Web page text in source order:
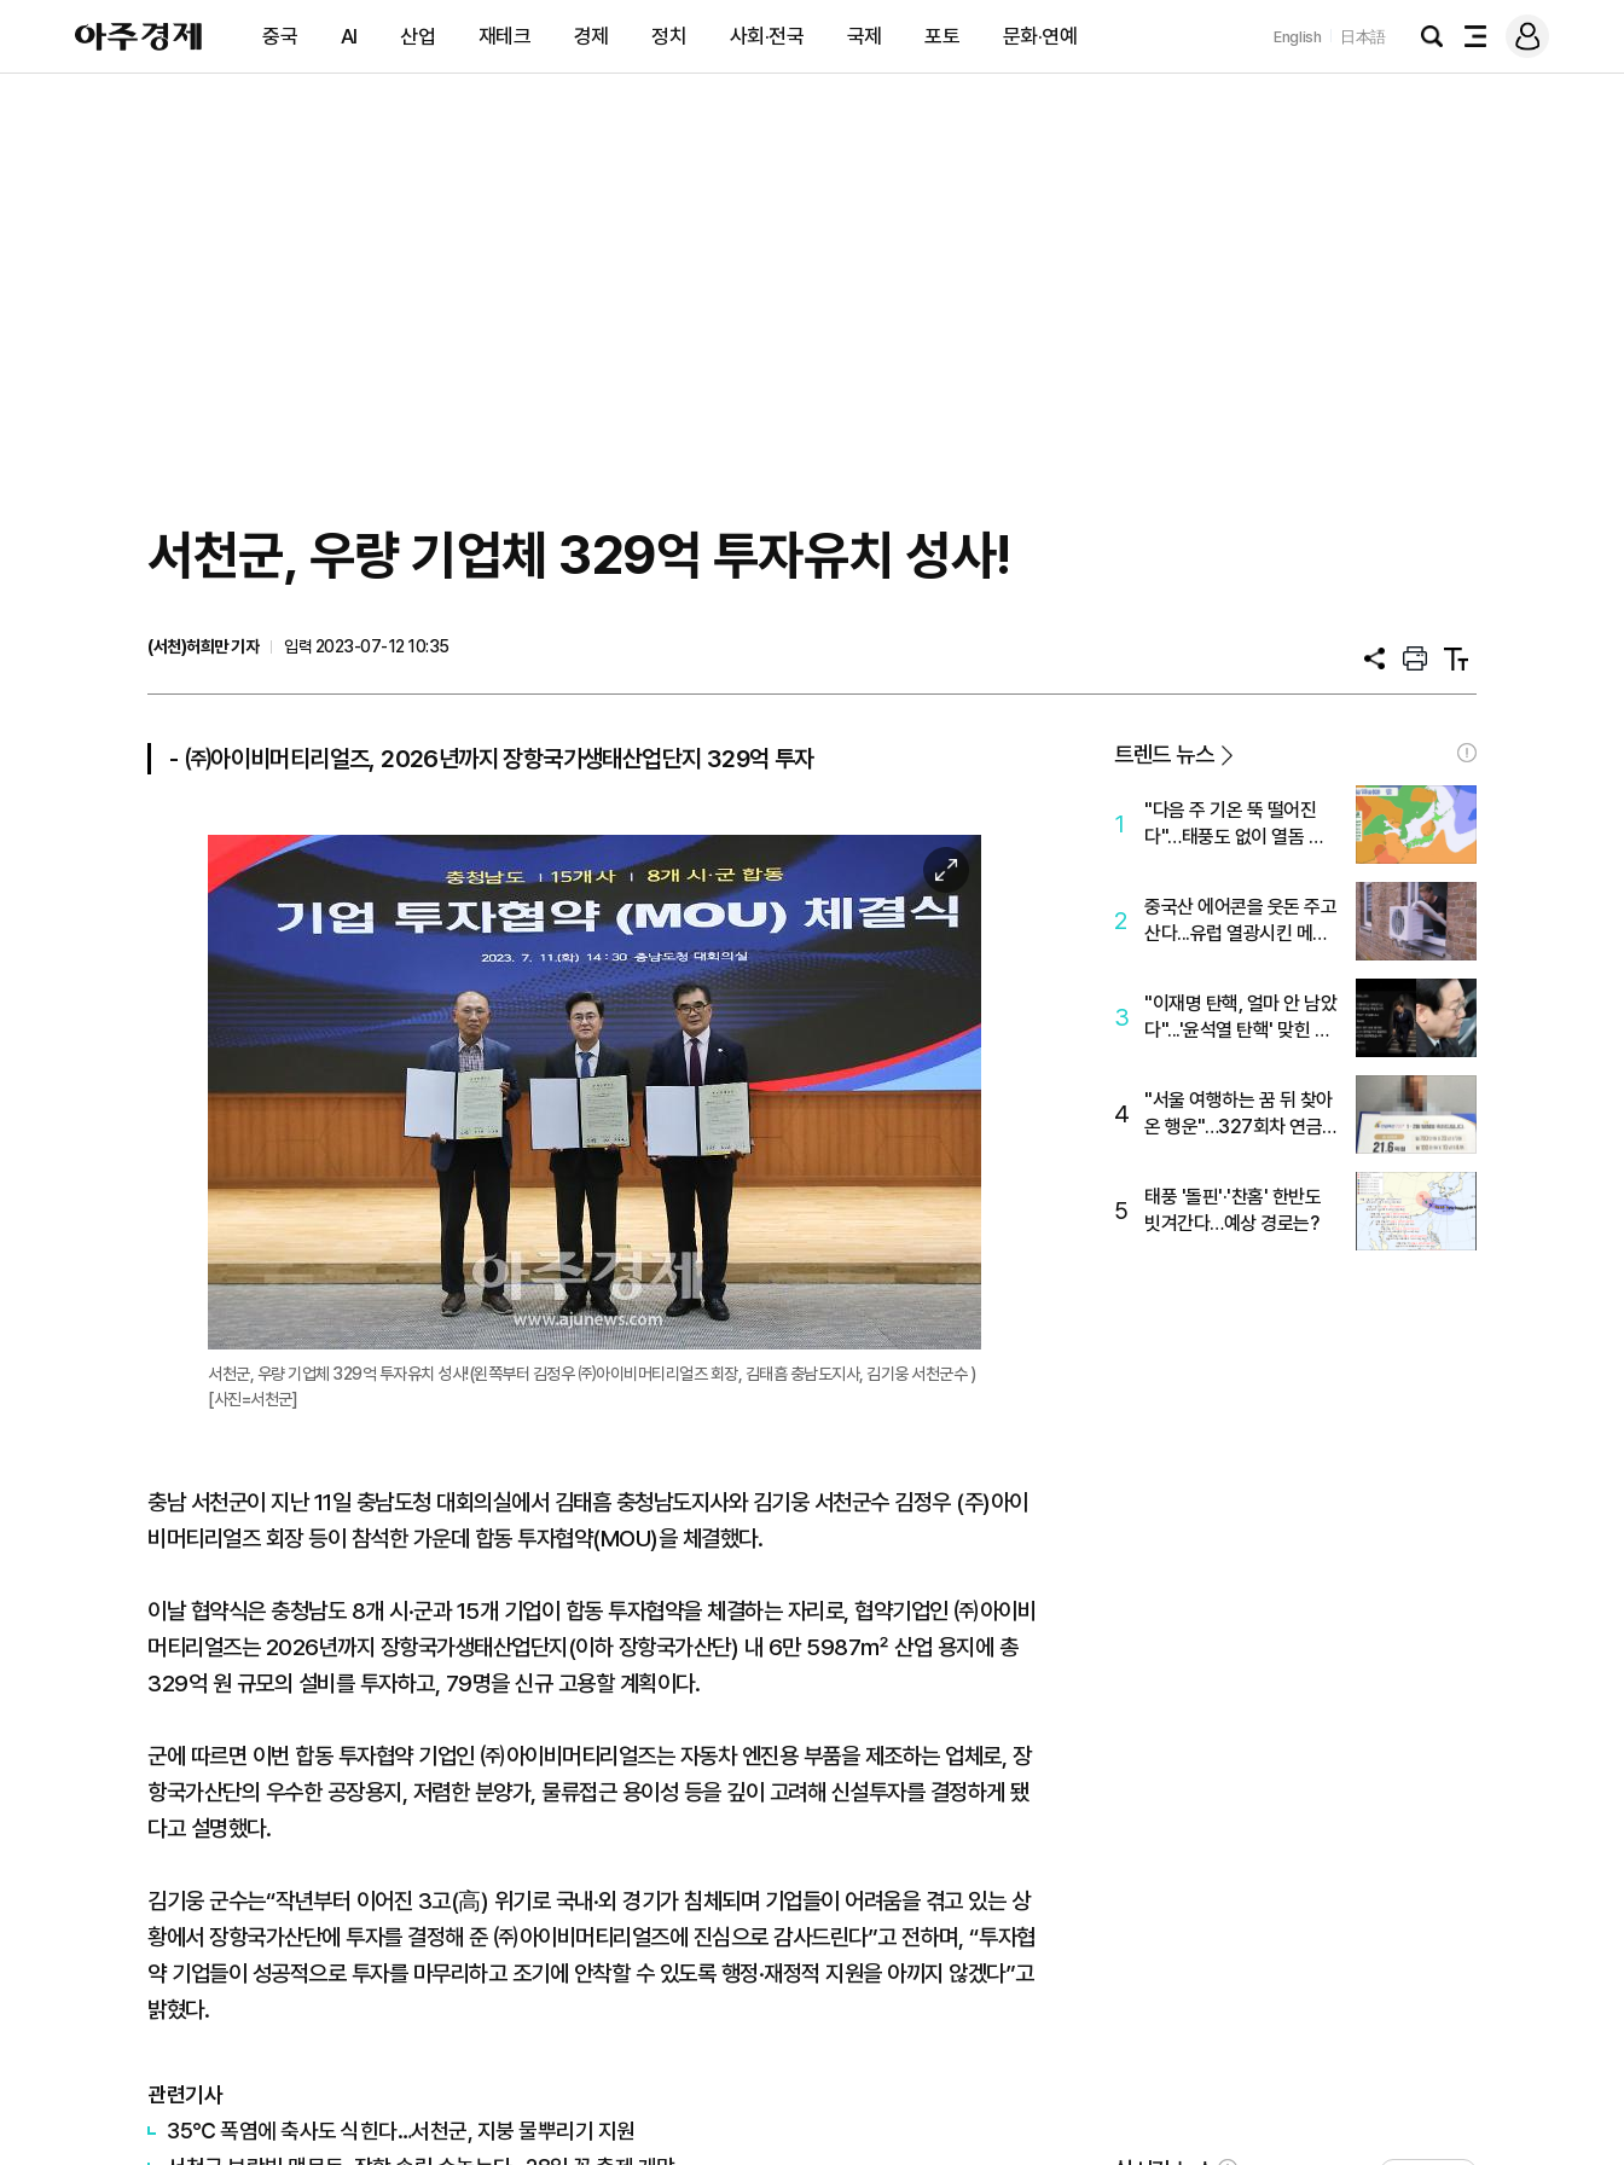
아
주
제
중국 AI 산업 재테크 경제 정치 사회·전국 국제 포토 문화·연예 English 日本語
검
전
메
그
서천군, 우량 기업체 329억 투자유치 성사!
(서천)허희만 기자
입력 2023-07-12 10:35
공
프
트
텍
트
- ㈜아이비머티리얼즈, 2026년까지 장항국가생태산업단지 329억 투자
이
미
확
서천군, 우량 기업체 329억 투자유치 성사!(왼쪽부터 김정우 ㈜아이비머티리얼즈 회장, 김태흠 충남도지사, 김기웅 서천군수 )
[사진=서천군]
충남 서천군이 지난 11일 충남도청 대회의실에서 김태흠 충청남도지사와 김기웅 서천군수 김정우 (주)아이
비머티리얼즈 회장 등이 참석한 가운데 합동 투자협약(MOU)을 체결했다.
이날 협약식은 충청남도 8개 시·군과 15개 기업이 합동 투자협약을 체결하는 자리로, 협약기업인 ㈜아이비
머티리얼즈는 2026년까지 장항국가생태산업단지(이하 장항국가산단) 내 6만 5987㎡ 산업 용지에 총
329억 원 규모의 설비를 투자하고, 79명을 신규 고용할 계획이다.
군에 따르면 이번 합동 투자협약 기업인 ㈜아이비머티리얼즈는 자동차 엔진용 부품을 제조하는 업체로, 장
항국가산단의 우수한 공장용지, 저렴한 분양가, 물류접근 용이성 등을 깊이 고려해 신설투자를 결정하게 됐
다고 설명했다.
김기웅 군수는“작년부터 이어진 3고(高) 위기로 국내·외 경기가 침체되며 기업들이 어려움을 겪고 있는 상
황에서 장항국가산단에 투자를 결정해 준 ㈜아이비머티리얼즈에 진심으로 감사드린다”고 전하며, “투자협
약 기업들이 성공적으로 투자를 마무리하고 조기에 안착할 수 있도록 행정·재정적 지원을 아끼지 않겠다”고
밝혔다.
관련기사
35℃ 폭염에 축사도 식힌다…서천군, 지붕 물뿌리기 지원
트렌드 뉴스
1
"다음 주 기온 뚝 떨어진
다"…태풍도 없이 열돔 박
2
중국산 에어콘을 웃돈 주고
산다...유럽 열광시킨 메이
3
"이재명 탄핵, 얼마 안 남았
다"...'윤석열 탄핵' 맞힌 무
4
"서울 여행하는 꿈 뒤 찾아
온 행운"…327회차 연금
5
태풍 '돌핀'·'찬홈' 한반도
빗겨간다…예상 경로는?